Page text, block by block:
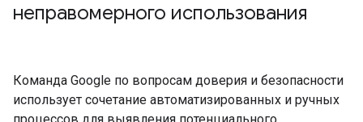
неправомерного использования
Команда Google по вопросам доверия и безопасности
использует сочетание автоматизированных и ручных